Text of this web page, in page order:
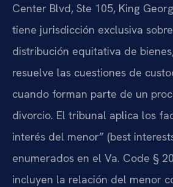
Center Blvd, Ste 105, King
tiene jurisdicción exclusiva
distribución equitativa de
resuelve las cuestiones de
cuando forman parte de un
divorcio. El tribunal aplica los
interés del menor” (best
enumerados en el Va. Code §
incluyen la relación del menor